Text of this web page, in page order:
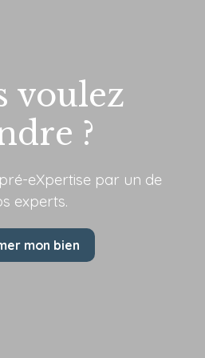
voulez
?
eXpertise par un de
experts.
mon bien